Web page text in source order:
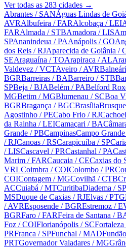
Ver todas as 283 cidades →
Abrantes / SANÁguas Lindas de
AVRAlbufeira / FARAlcobaça / LEI
FARAlmada / STBAmadora / LIS
SPAnanindeua / PAAnápolis / GO
dos Reis / RJAparecida de Goiânia /
SEAraguaína / TOArapiraca / AL
Valdevez / VCTAveiro / AVR
BGRBarreiras / BABarreiro / STB
SPBeja / BJABelém / PABelford
MGBetim / MGBlumenau / SCBoa
BGRBragança / BGCBrasíliaBrusque
Agostinho / PECabo Frio / RJ
da Rainha / LEICamaçari / BA
Grande / PBCampinasCampo Grande
/ RJCanoas / RSCarapicuíba / SP
/ LISCascavel / PRCastanhal / PA
Marim / FARCaucaia / CECaxias do
VRLCoimbra / COIColombo / PR
COIContagem / MGCovilhã / CTB
ACCuiabá / MTCuritibaDiadema / SP
MSDuque de Caxias / RJElvas / PTG
/ AVREsposende / BGREstremoz /
BGRFaro / FARFeira de Santana /
Foz / COIFlorianópolis / SCFortaleza
PRFranca / SPFunchal / MADFundão
PRTGovernador Valadares / MG